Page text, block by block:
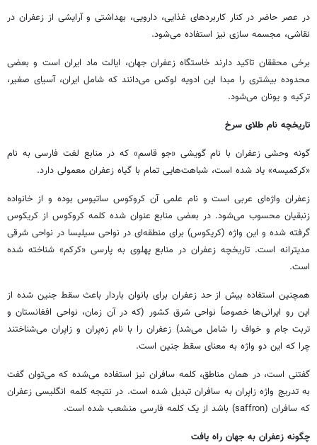
در عصر حاضر در کنار کاربردهای غذایی، دارویی، بهداشتی و آرایشی از زعفران در
نقاشی، مجسمه سازی نیز استفاده می‌شود.
برخی محققان تاکید دارند خاستگاه زعفران جهان، ایالت ماد ایران است و بعضی
محدوده بیشتری را مبدا این ادویه لوکس می‌دانند که شامل ایران، آسیای صغیر،
ترکیه و یونان می‌شود.
تاریخچه نام طلای سرخ
گونه وحشی زعفران با نام گویشی «جو قاسم» که در منابع لغت فارسی به نام
«کرکمیسه» یاد شده است، شباهت‌هایی تمام با گیاه زعفران معمولی دارد.
زعفران واژه‌ای عربی است و نام علمی آن کروکوس ساتیوس بوده و از خانواده
زنبقیان محسوب می‌شود. در بعضی منابع عنوان شده کلمه کروکوس از کریکوس
گرفته شده و این واژه (کریکوس) برای منطقه‌ای در نواحی سیلیسا در نواحی شرقی
مدیترانه است. تاریخچه زعفران در منابع پهلوی به پارسی «کرکم» شناخته شده
است.
همچنین استفاده بیش از حد زعفران برای بانوان باردار باعث سقط جنین شده از
این رو ایرانی‌ها خصوصاً نواحی شرق کشور (که در آن زمان، نواحی افغانستان و
تربت جام و خواف را شامل می‌شد) زعفران را با نام زه‌پران و زاپران می‌شناختند
چرا که این دو واژه به معنای سقط جنین است.
گفتنی است، در همان مناطق، کلمه سافران نیز استفاده می‌شده که می‌توان گفت
به تدریج واژه زاپران به سافران تبدیل شده است. در نتیجه کلمه انگلیسی زعفران
که سافران (saffron) باشد از یک کلمه فارسی منشعب شده است.
چگونه زعفران به جهان راه یافت